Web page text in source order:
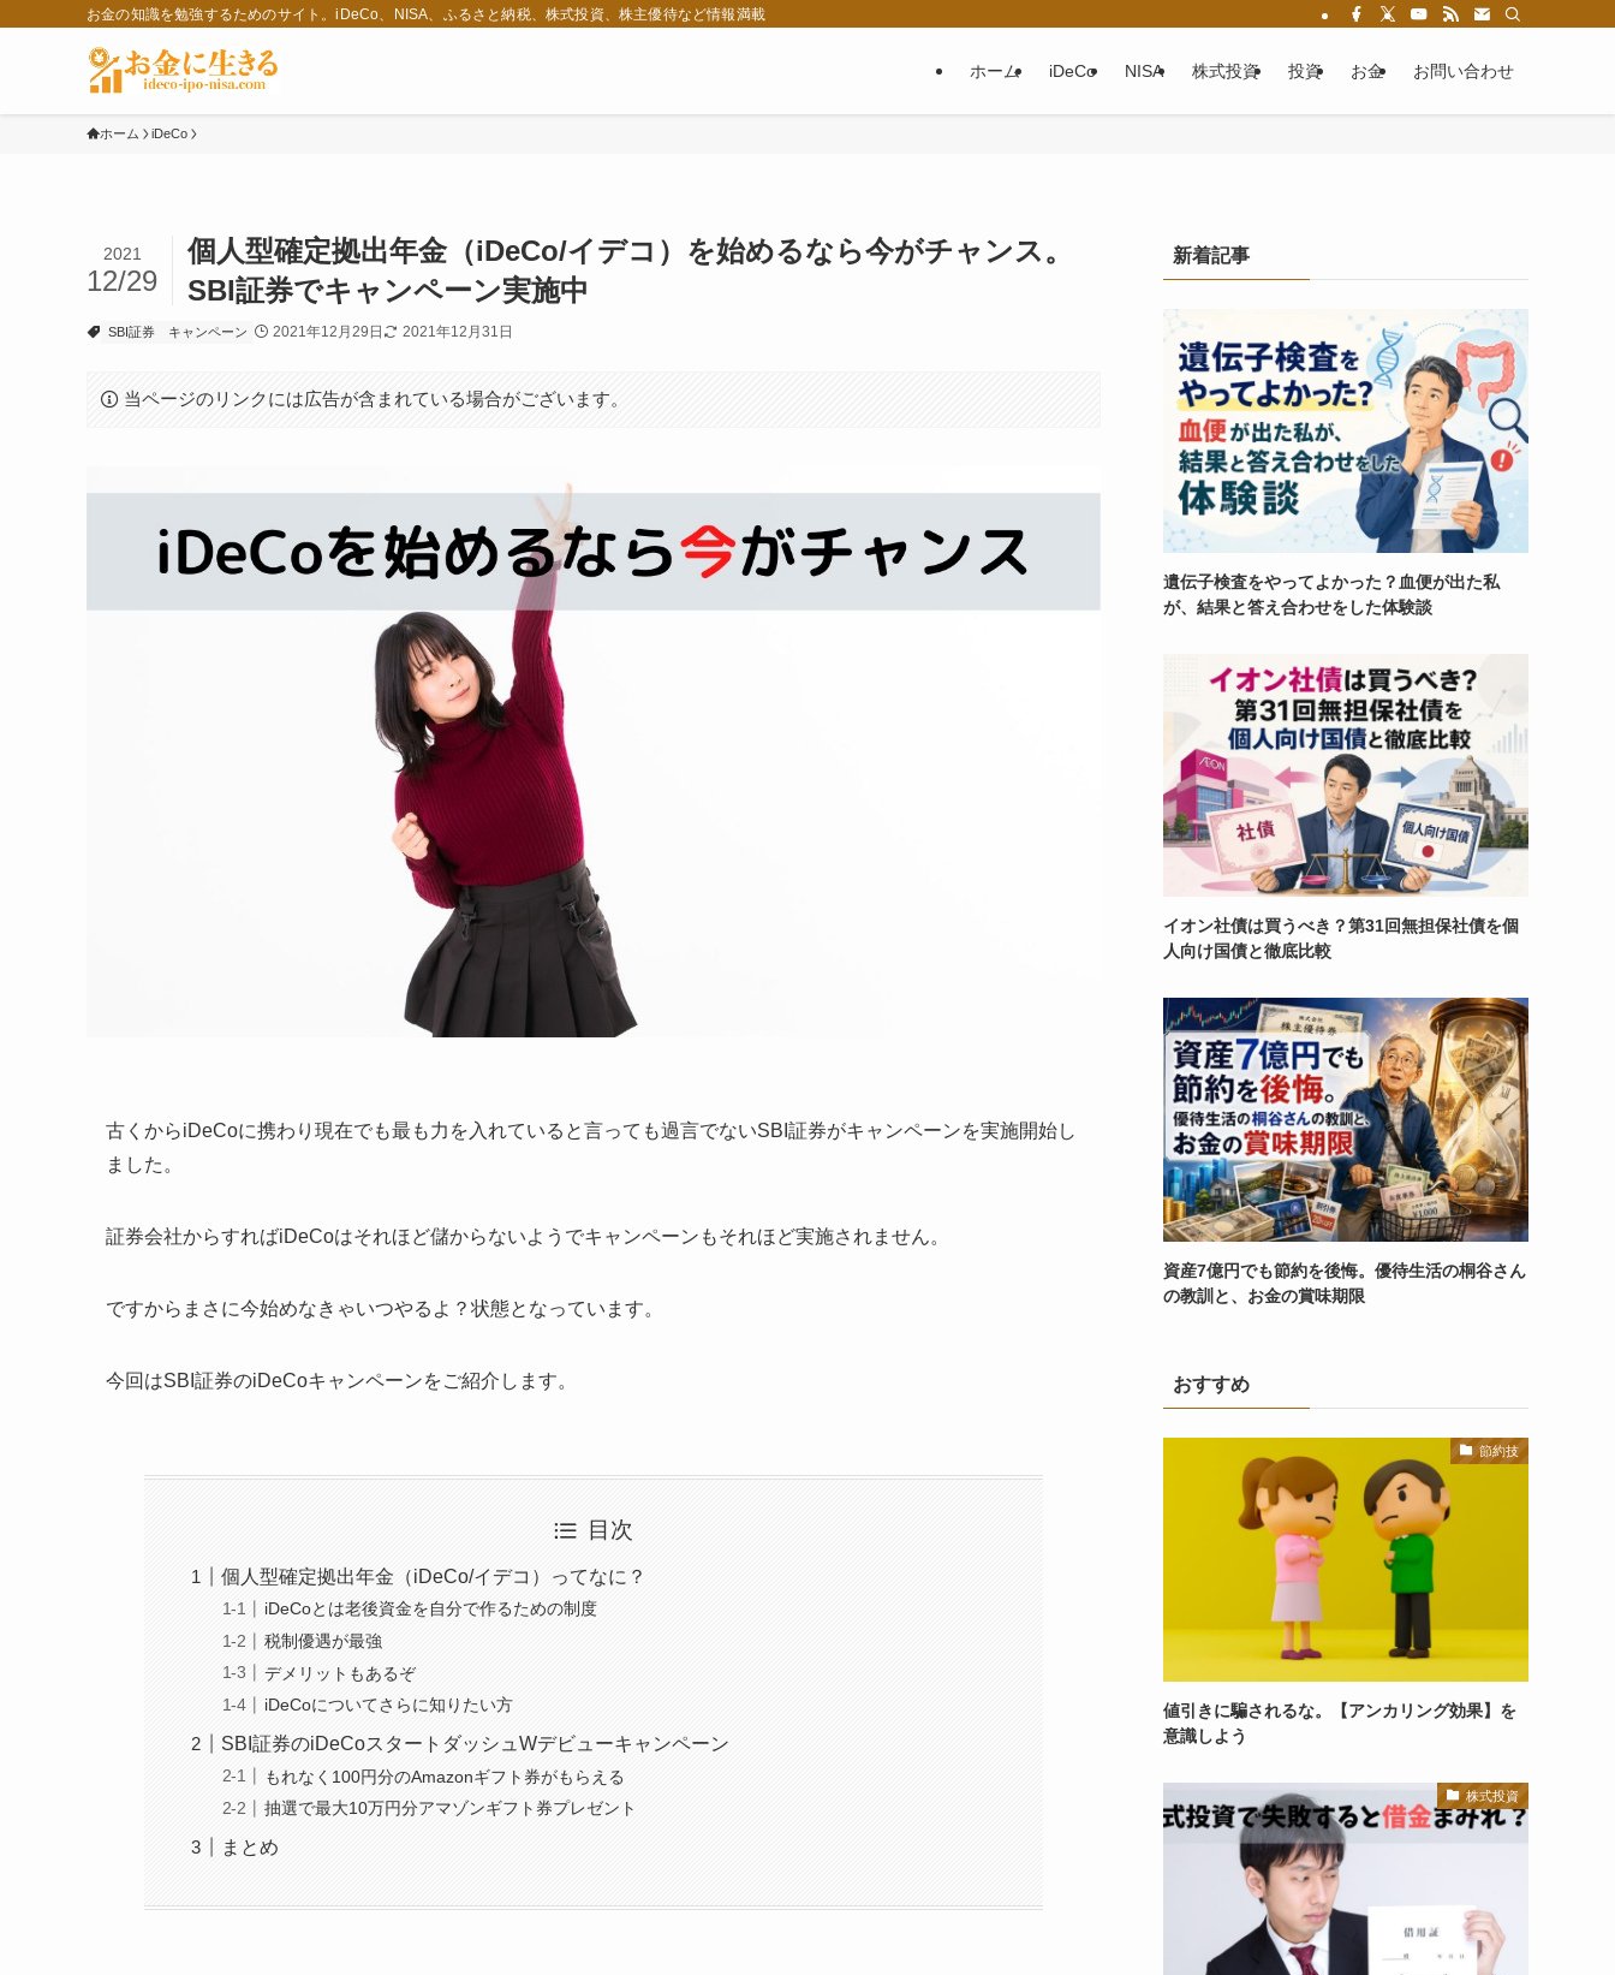
お金の知識を勉強するためのサイト。iDeCo、NISA、ふるさと納税、株式投資、株主優待など情報満載
ホーム iDeCo NISA 株式投資 投資 お金 お問い合わせ
ホーム iDeCo
個人型確定拠出年金（iDeCo/イデコ）を始めるなら今がチャンス。
SBI証券でキャンペーン実施中
2021
12/29
SBI証券 キャンペーン 2021年12月29日 2021年12月31日
当ページのリンクには広告が含まれている場合がございます。
古くからiDeCoに携わり現在でも最も力を入れていると言っても過言でないSBI証券がキャンペーンを実施開始し
ました。
証券会社からすればiDeCoはそれほど儲からないようでキャンペーンもそれほど実施されません。
ですからまさに今始めなきゃいつやるよ？状態となっています。
今回はSBI証券のiDeCoキャンペーンをご紹介します。
目次
個人型確定拠出年金（iDeCo/イデコ）ってなに？
iDeCoとは老後資金を自分で作るための制度
税制優遇が最強
デメリットもあるぞ
iDeCoについてさらに知りたい方
SBI証券のiDeCoスタートダッシュWデビューキャンペーン
もれなく100円分のAmazonギフト券がもらえる
抽選で最大10万円分アマゾンギフト券プレゼント
まとめ
新着記事
遺伝子検査をやってよかった？血便が出た私
が、結果と答え合わせをした体験談
イオン社債は買うべき？第31回無担保社債を個
人向け国債と徹底比較
資産7億円でも節約を後悔。優待生活の桐谷さん
の教訓と、お金の賞味期限
おすすめ
節約技
値引きに騙されるな。【アンカリング効果】を
意識しよう
株式投資